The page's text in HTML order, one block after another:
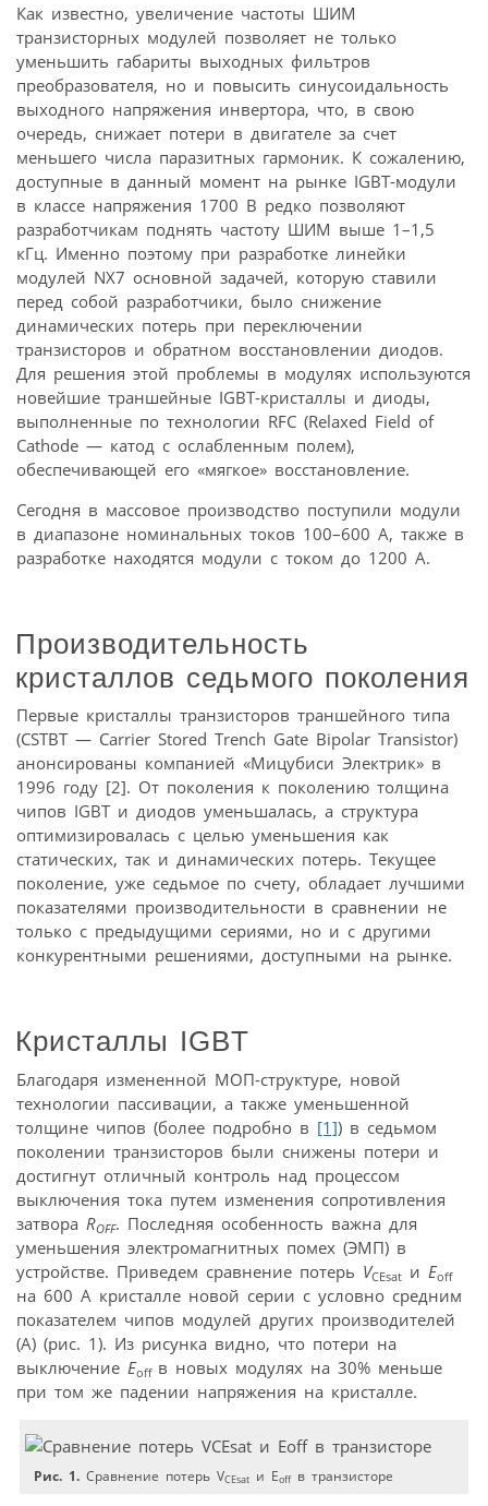
Как известно, увеличение частоты ШИМ
транзисторных модулей позволяет не только
уменьшить габариты выходных фильтров
преобразователя, но и повысить синусоидальность
выходного напряжения инвертора, что, в свою
очередь, снижает потери в двигателе за счет
меньшего числа паразитных гармоник. К сожалению,
доступные в данный момент на рынке IGBT-модули
в классе напряжения 1700 В редко позволяют
разработчикам поднять частоту ШИМ выше 1–1,5
кГц. Именно поэтому при разработке линейки
модулей NX7 основной задачей, которую ставили
перед собой разработчики, было снижение
динамических потерь при переключении
транзисторов и обратном восстановлении диодов.
Для решения этой проблемы в модулях используются
новейшие траншейные IGBT-кристаллы и диоды,
выполненные по технологии RFC (Relaxed Field of
Cathode — катод с ослабленным полем),
обеспечивающей его «мягкое» восстановление.
Сегодня в массовое производство поступили модули
в диапазоне номинальных токов 100–600 А, также в
разработке находятся модули с током до 1200 А.
Производительность
кристаллов седьмого поколения
Первые кристаллы транзисторов траншейного типа
(CSTBT — Carrier Stored Trench Gate Bipolar Transistor)
анонсированы компанией «Мицубиси Электрик» в
1996 году [2]. От поколения к поколению толщина
чипов IGBT и диодов уменьшалась, а структура
оптимизировалась с целью уменьшения как
статических, так и динамических потерь. Текущее
поколение, уже седьмое по счету, обладает лучшими
показателями производительности в сравнении не
только с предыдущими сериями, но и с другими
конкурентными решениями, доступными на рынке.
Кристаллы IGBT
Благодаря измененной МОП-структуре, новой
технологии пассивации, а также уменьшенной
толщине чипов (более подробно в [1]) в седьмом
поколении транзисторов были снижены потери и
достигнут отличный контроль над процессом
выключения тока путем изменения сопротивления
затвора ROFF. Последняя особенность важна для
уменьшения электромагнитных помех (ЭМП) в
устройстве. Приведем сравнение потерь VCEsat и Eoff
на 600 А кристалле новой серии с условно средним
показателем чипов модулей других производителей
(А) (рис. 1). Из рисунка видно, что потери на
выключение Eoff в новых модулях на 30% меньше
при том же падении напряжения на кристалле.
Рис. 1. Сравнение потерь VCEsat и Eoffв транзисторе